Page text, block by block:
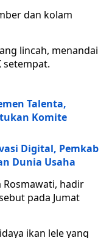
dan kolam
lincah, menandai
setempat.
Talenta,
Komite
Digital, Pemkab
Dunia Usaha
Rosmawati, hadir
pada Jumat
ikan lele yang